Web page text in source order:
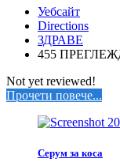
Уебсайт
Directions
ЗДРАВЕ
455
Not yet reviewed!
Прочети повече...
Серум за коса